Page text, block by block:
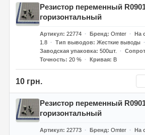
Резистор переменный
горизонтальный
Артикул 22774 Бренд Omter На
1.8
Тип выводов Жесткие выводы
Заводская упаковка 500шт.
Точность 20 % Кривая B
10 грн.
Резистор переменный
горизонтальный
Артикул 22773 Бренд Omter На